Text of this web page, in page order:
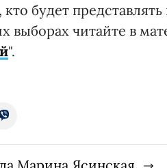
будет
выборах читайте в
".